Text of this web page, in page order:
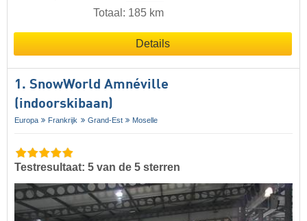
Totaal: 185 km
Details
1. SnowWorld Amnéville
(indoorskibaan)
Europa Frankrijk Grand-Est Moselle
Testresultaat: 5 van de 5 sterren